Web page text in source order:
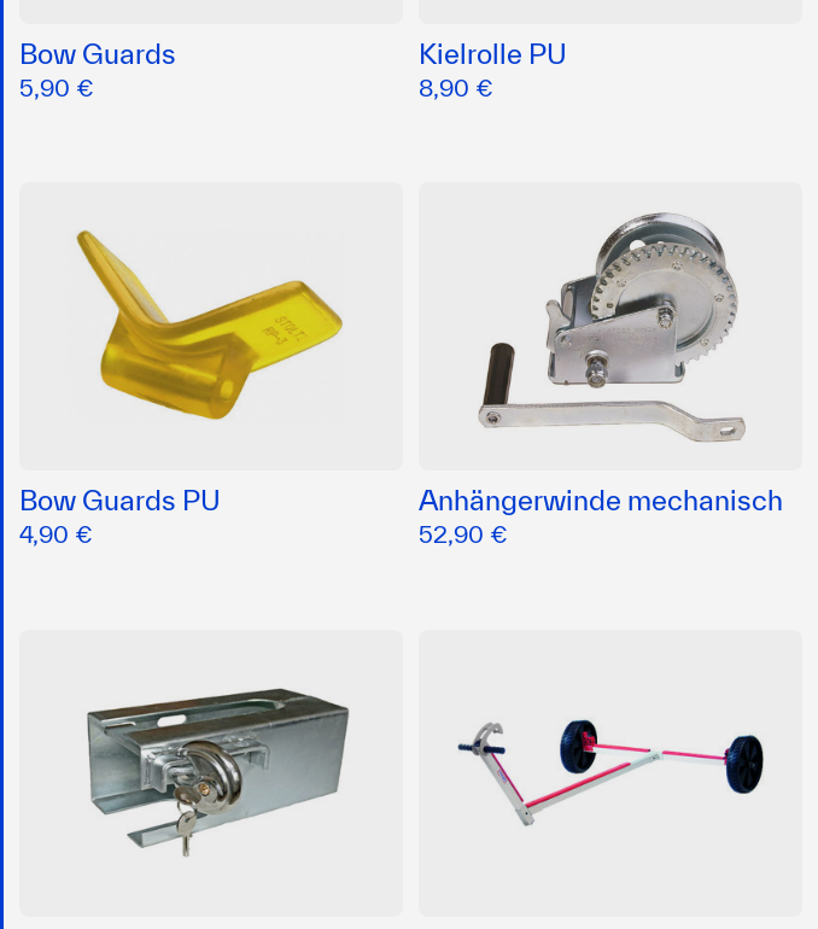
Bow Guards
5,90 €
Kielrolle PU
8,90 €
Bow Guards PU
4,90 €
Anhängerwinde mechanisch
52,90 €